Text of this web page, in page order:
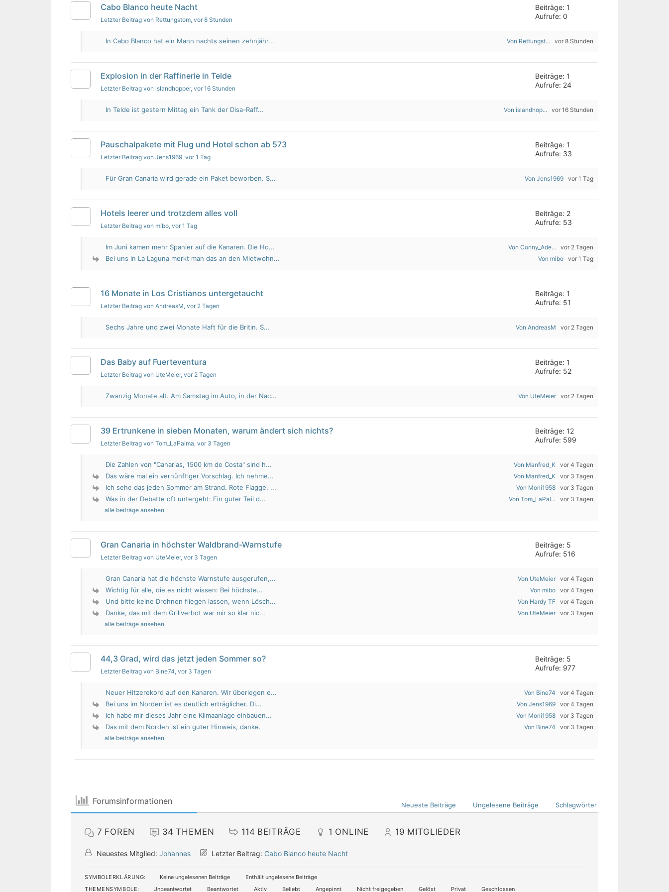
Cabo Blanco heute Nacht
Letzter Beitrag von Rettungstom, vor 8 Stunden
Beiträge: 1
Aufrufe: 0
In Cabo Blanco hat ein Mann nachts seinen zehnjähr... Von Rettungst... vor 8 Stunden
Explosion in der Raffinerie in Telde
Letzter Beitrag von islandhopper, vor 16 Stunden
Beiträge: 1
Aufrufe: 24
In Telde ist gestern Mittag ein Tank der Disa-Raff... Von islandhop... vor 16 Stunden
Pauschalpakete mit Flug und Hotel schon ab 573
Letzter Beitrag von Jens1969, vor 1 Tag
Beiträge: 1
Aufrufe: 33
Für Gran Canaria wird gerade ein Paket beworben. S... Von Jens1969 vor 1 Tag
Hotels leerer und trotzdem alles voll
Letzter Beitrag von mibo, vor 1 Tag
Beiträge: 2
Aufrufe: 53
Im Juni kamen mehr Spanier auf die Kanaren. Die Ho... Von Conny_Ade... vor 2 Tagen
Bei uns in La Laguna merkt man das an den Mietwohn... Von mibo vor 1 Tag
16 Monate in Los Cristianos untergetaucht
Letzter Beitrag von AndreasM, vor 2 Tagen
Beiträge: 1
Aufrufe: 51
Sechs Jahre und zwei Monate Haft für die Britin. S... Von AndreasM vor 2 Tagen
Das Baby auf Fuerteventura
Letzter Beitrag von UteMeier, vor 2 Tagen
Beiträge: 1
Aufrufe: 52
Zwanzig Monate alt. Am Samstag im Auto, in der Nac... Von UteMeier vor 2 Tagen
39 Ertrunkene in sieben Monaten, warum ändert sich nichts?
Letzter Beitrag von Tom_LaPalma, vor 3 Tagen
Beiträge: 12
Aufrufe: 599
Die Zahlen von "Canarias, 1500 km de Costa" sind h... Von Manfred_K vor 4 Tagen
Das wäre mal ein vernünftiger Vorschlag. Ich nehme... Von Manfred_K vor 3 Tagen
Ich sehe das jeden Sommer am Strand. Rote Flagge, ... Von Moni1958 vor 3 Tagen
Was in der Debatte oft untergeht: Ein guter Teil d... Von Tom_LaPal... vor 3 Tagen
alle beiträge ansehen
Gran Canaria in höchster Waldbrand-Warnstufe
Letzter Beitrag von UteMeier, vor 3 Tagen
Beiträge: 5
Aufrufe: 516
Gran Canaria hat die höchste Warnstufe ausgerufen,... Von UteMeier vor 4 Tagen
Wichtig für alle, die es nicht wissen: Bei höchste... Von mibo vor 4 Tagen
Und bitte keine Drohnen fliegen lassen, wenn Lösch... Von Hardy_TF vor 4 Tagen
Danke, das mit dem Grillverbot war mir so klar nic... Von UteMeier vor 3 Tagen
alle beiträge ansehen
44,3 Grad, wird das jetzt jeden Sommer so?
Letzter Beitrag von Bine74, vor 3 Tagen
Beiträge: 5
Aufrufe: 977
Neuer Hitzerekord auf den Kanaren. Wir überlegen e... Von Bine74 vor 4 Tagen
Bei uns im Norden ist es deutlich erträglicher. Di... Von Jens1969 vor 4 Tagen
Ich habe mir dieses Jahr eine Klimaanlage einbauen... Von Moni1958 vor 3 Tagen
Das mit dem Norden ist ein guter Hinweis, danke. Von Bine74 vor 3 Tagen
alle beiträge ansehen
Forumsinformationen Neueste Beiträge Ungelesene Beiträge Schlagwörter
7 FOREN 34 THEMEN 114 BEITRÄGE 1 ONLINE 19 MITGLIEDER
Neuestes Mitglied: Johannes Letzter Beitrag: Cabo Blanco heute Nacht
SYMBOLERKLÄRUNG: Keine ungelesenen Beiträge
Enthält ungelesene Beiträge
THEMENSYMBOLE:
Unbeantwortet Beantwortet Aktiv Beliebt Angepinnt Nicht freigegeben Gelöst Privat Geschlossen